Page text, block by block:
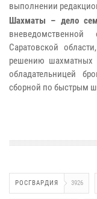
выполнении
Шахматы – дело
Саратовской
решению шахматных
обладательницей
сборной по быстрым
РОСГВАРДИЯ 3926